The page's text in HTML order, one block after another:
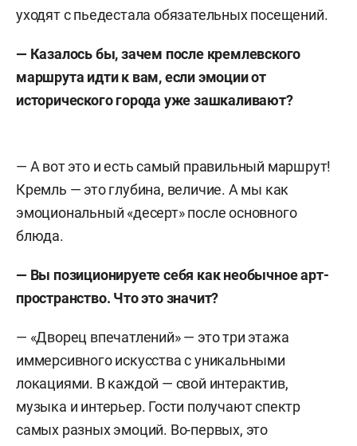
уходят с пьедестала обязательных посещений.
— Казалось бы, зачем после кремлевского
маршрута идти к вам, если эмоции от
исторического города уже зашкаливают?
— А вот это и есть самый правильный маршрут!
Кремль — это глубина, величие. А мы как
эмоциональный «десерт» после основного
блюда.
— Вы позиционируете себя как необычное арт-
пространство. Что это значит?
— «Дворец впечатлений» — это три этажа
иммерсивного искусства с уникальными
локациями. В каждой — свой интерактив,
музыка и интерьер. Гости получают спектр
самых разных эмоций. Во-первых, это